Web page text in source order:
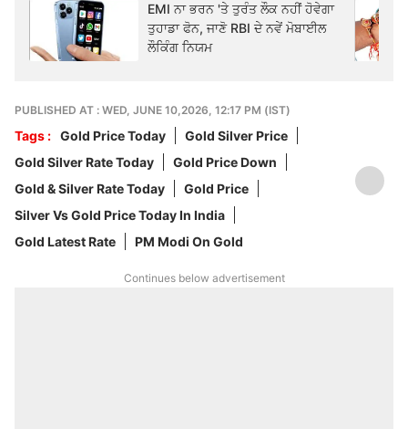
EMI ਨਾ ਭਰਨ 'ਤੇ ਤੁਰੰਤ ਲੌਕ ਨਹੀਂ ਹੋਵੇਗਾ
ਤੁਹਾਡਾ ਫੋਨ, ਜਾਣੋ RBI ਦੇ ਨਵੇਂ ਮੋਬਾਈਲ
ਲੌਕਿੰਗ ਨਿਯਮ
PUBLISHED AT : WED, JUNE 10,2026, 12:17 PM (IST)
Tags : Gold Price Today
Gold Silver Price
Gold Silver Rate Today
Gold Price Down
Gold & Silver Rate Today
Gold Price
Silver Vs Gold Price Today In India
Gold Latest Rate
PM Modi On Gold
Continues below advertisement